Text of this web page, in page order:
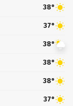
38°
37°
38°
38°
38°
37°